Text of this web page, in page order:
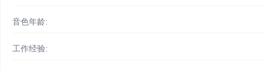
音色年龄:
工作经验: